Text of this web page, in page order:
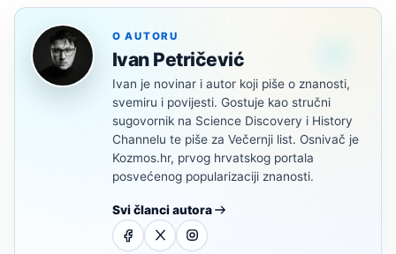
O AUTORU
Ivan Petričević
Ivan je novinar i autor koji piše o znanosti,
svemiru i povijesti. Gostuje kao stručni
sugovornik na Science Discovery i History
Channelu te piše za Večernji list. Osnivač je
Kozmos.hr, prvog hrvatskog portala
posvećenog popularizaciji znanosti.
Svi članci autora